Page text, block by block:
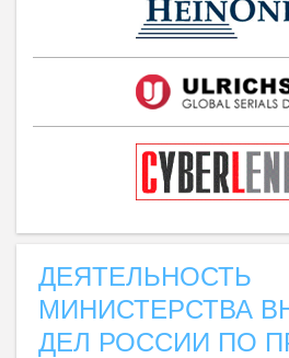
ДЕЯТЕЛЬНОСТЬ
МИНИСТЕРСТВА
ДЕЛ РОССИИ ПО